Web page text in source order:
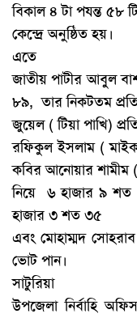
বিকাল ৪ টা পযন্ত ৫৮
কেন্দ্রে অনুষ্ঠিত হয়।
এতে
জাতীয় পাটীর আবুল
৮৯, তার নিকটতম
জুয়েল ( টিয়া পাখি)
রফিকুল ইসলাম (
কবির আনোয়ার শামীম
নিয়ে ৬ হাজার ৯ শত
হাজার ৩ শত ৩৫
এবং মোহাম্মদ
ভোট পান।
সাটুরিয়া
উপজেলা নির্বাহি